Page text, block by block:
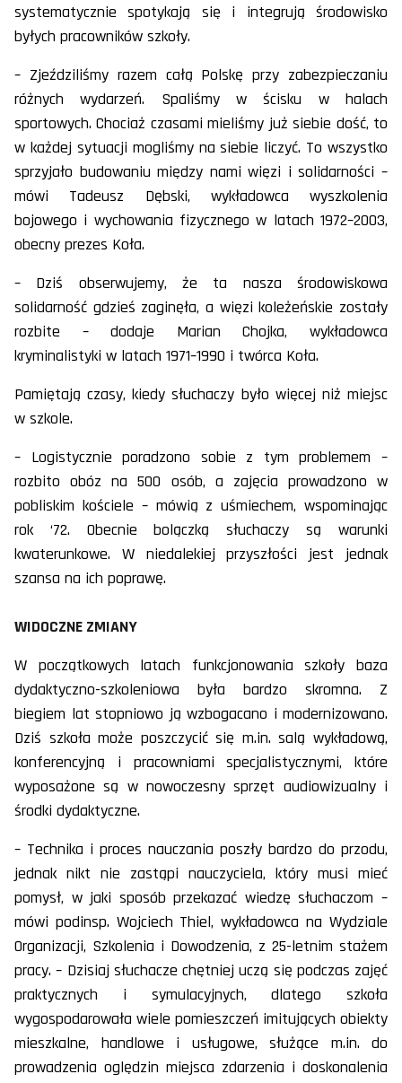
systematycznie spotykają się i integrują środowisko
byłych pracowników szkoły.
– Zjeździliśmy razem całą Polskę przy zabezpieczaniu
różnych wydarzeń. Spaliśmy w ścisku w halach
sportowych. Chociaż czasami mieliśmy już siebie dość, to
w każdej sytuacji mogliśmy na siebie liczyć. To wszystko
sprzyjało budowaniu między nami więzi i solidarności –
mówi Tadeusz Dębski, wykładowca wyszkolenia
bojowego i wychowania fizycznego w latach 1972–2003,
obecny prezes Koła.
– Dziś obserwujemy, że ta nasza środowiskowa
solidarność gdzieś zaginęła, a więzi koleżeńskie zostały
rozbite – dodaje Marian Chojka, wykładowca
kryminalistyki w latach 1971–1990 i twórca Koła.
Pamiętają czasy, kiedy słuchaczy było więcej niż miejsc
w szkole.
– Logistycznie poradzono sobie z tym problemem –
rozbito obóz na 500 osób, a zajęcia prowadzono w
pobliskim kościele – mówią z uśmiechem, wspominając
rok ‘72. Obecnie bolączką słuchaczy są warunki
kwaterunkowe. W niedalekiej przyszłości jest jednak
szansa na ich poprawę.
WIDOCZNE ZMIANY
W początkowych latach funkcjonowania szkoły baza
dydaktyczno-szkoleniowa była bardzo skromna. Z
biegiem lat stopniowo ją wzbogacano i modernizowano.
Dziś szkoła może poszczycić się m.in. salą wykładową,
konferencyjną i pracowniami specjalistycznymi, które
wyposażone są w nowoczesny sprzęt audiowizualny i
środki dydaktyczne.
– Technika i proces nauczania poszły bardzo do przodu,
jednak nikt nie zastąpi nauczyciela, który musi mieć
pomysł, w jaki sposób przekazać wiedzę słuchaczom –
mówi podinsp. Wojciech Thiel, wykładowca na Wydziale
Organizacji, Szkolenia i Dowodzenia, z 25-letnim stażem
pracy. – Dzisiaj słuchacze chętniej uczą się podczas zajęć
praktycznych i symulacyjnych, dlatego szkoła
wygospodarowała wiele pomieszczeń imitujących obiekty
mieszkalne, handlowe i usługowe, służące m.in. do
prowadzenia oględzin miejsca zdarzenia i doskonalenia